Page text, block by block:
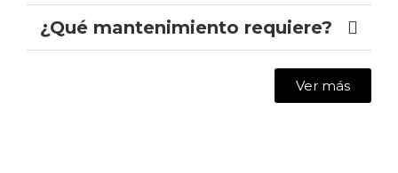
¿Qué mantenimiento requiere?
Ver más